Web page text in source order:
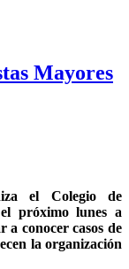
Mayores
el Colegio de
el próximo lunes a
a conocer casos de
la organización